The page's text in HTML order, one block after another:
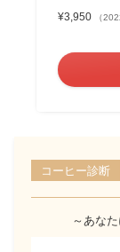
¥3,950 （
コーヒー診断
～あな